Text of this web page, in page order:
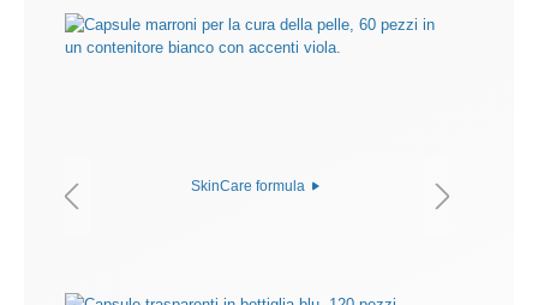
SkinCare formula